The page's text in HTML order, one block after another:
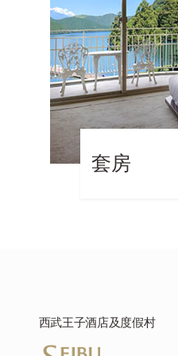
套房
西武王子酒店及度假村